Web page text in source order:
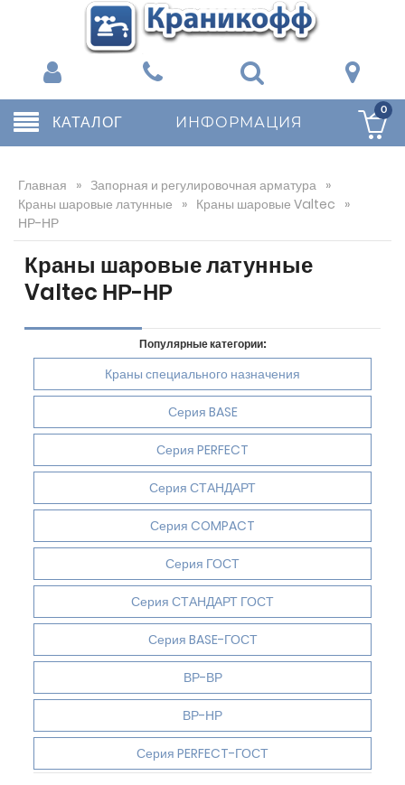
КАТАЛОГ ИНФОРМАЦИЯ
0
Главная » Запорная и регулировочная арматура »
Краны шаровые латунные » Краны шаровые Valtec »
НР-НР
Краны шаровые латунные
Valtec НР-НР
Популярные категории:
Краны специального назначения
Серия BASE
Серия PERFECT
Серия СТАНДАРТ
Серия COMPACT
Серия ГОСТ
Серия СТАНДАРТ ГОСТ
Серия BASE-ГОСТ
ВР-ВР
ВР-НР
Серия PERFECT-ГОСТ